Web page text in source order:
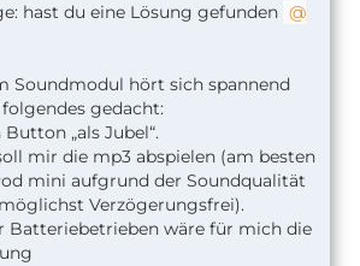
hast du eine Lösung gefunden
Soundmodul hört sich spannend
gedacht:
„als Jubel“.
mir die mp3 abspielen (am besten
mini aufgrund der Soundqualität
Verzögerungsfrei).
Batteriebetrieben wäre für mich die